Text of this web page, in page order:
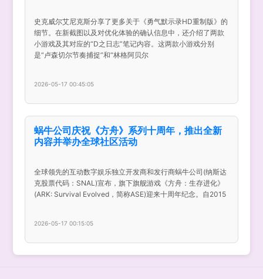
史克威尔艾尼克斯分享了更多关于《勇气默示录HD重制版》的
细节。在新截图以及对优化体验的确认信息中，还介绍了两款
小游戏及其对应的“D之日志”笔记内容。这两款小游戏分别
是“卢森切尔节奏捕捉”和“林格阿贝尔
2026-05-17 00:45:05
蜗牛公司庆祝《方舟》系列十周年，推出全新
内容并举办全球社区活动
全球领先的互动数字娱乐独立开发商和发行商蜗牛公司(纳斯达
克股票代码：SNAL)宣布，旗下旗舰游戏《方舟：生存进化》
(ARK: Survival Evolved，简称ASE)迎来十周年纪念。自2015
2026-05-17 00:15:05